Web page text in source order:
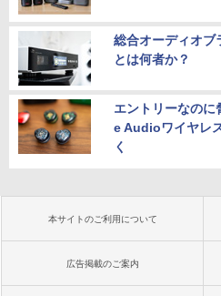
総合オーディオブ
とは何者か？
エントリーなの
e Audioワイヤレ
く
本サイトのご利用について
広告掲載のご案内